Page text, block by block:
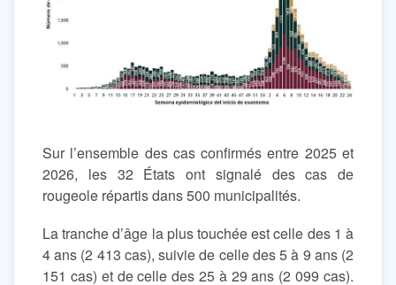
Sur l’ensemble des cas confirmés entre 2025 et
2026, les 32 États ont signalé des cas de
rougeole répartis dans 500 municipalités.
La tranche d’âge la plus touchée est celle des 1 à
4 ans (2 413 cas), suivie de celle des 5 à 9 ans (2
151 cas) et de celle des 25 à 29 ans (2 099 cas).